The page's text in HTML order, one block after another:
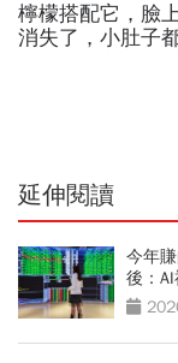
檸檬搭配它，臉
消失了，小肚子
延伸閱讀
今年
後：